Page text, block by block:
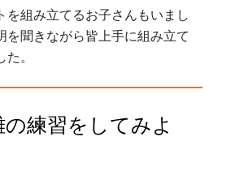
を組み立てるお子さんもいまし
を聞きながら皆上手に組み立て
。
練習をしてみよ